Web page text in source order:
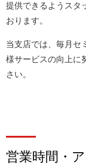
提供できるようスタ
おります。
当支店では、毎月セ
様サービスの向上に
さい。
営業時間・